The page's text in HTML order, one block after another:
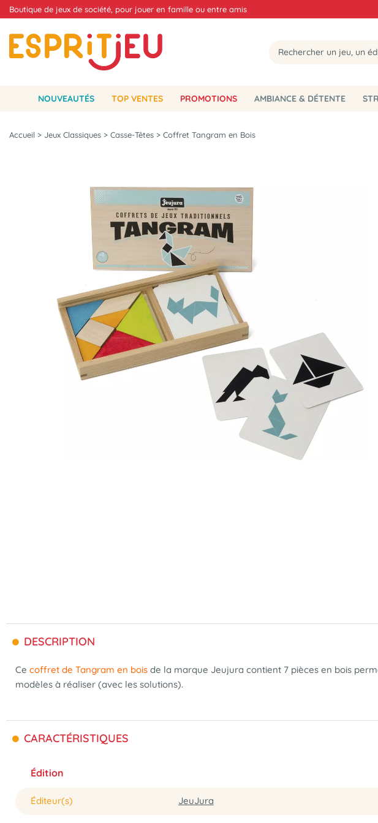
Boutique de jeux de société, pour jouer en famille ou entre amis
NOUVEAUTÉS TOP VENTES PROMOTIONS AMBIANCE & DÉTENTE
Accueil > Jeux Classiques > Casse-Têtes > Coffret Tangram en Bois
DESCRIPTION
Ce coffret de Tangram en bois de la marque Jeujura contient 7 pièces en bois
modèles à réaliser (avec les solutions).
CARACTÉRISTIQUES
Édition
Éditeur(s) JeuJura